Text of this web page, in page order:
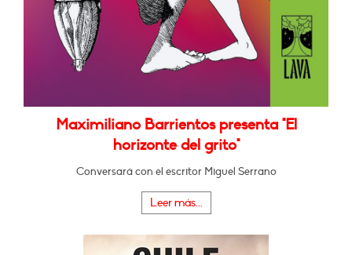
Maximiliano Barrientos presenta "El
horizonte del grito"
Conversará con el escritor Miguel Serrano
Leer más...